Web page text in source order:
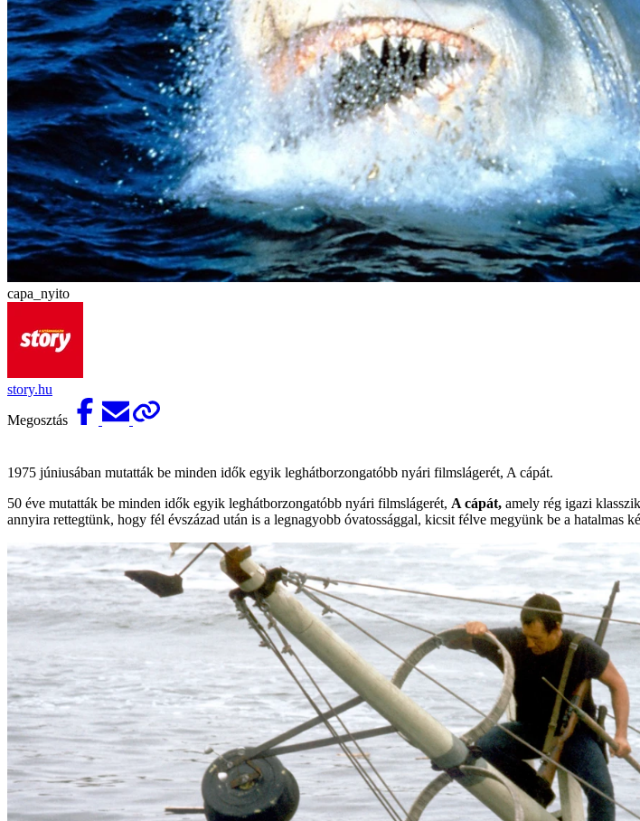
capa_nyito
story.hu
Megosztás
1975 júniusában mutatták be minden idők egyik leghátborzongatóbb nyári film­slágerét, A cápát.
50 éve mutatták be minden idők egyik leghátborzongatóbb nyári film­slágerét, A cápát, amely rég igazi
annyira rettegtünk, hogy fél évszázad után is a legnagyobb óvatossággal, kicsit félve megyünk be a hatalmas